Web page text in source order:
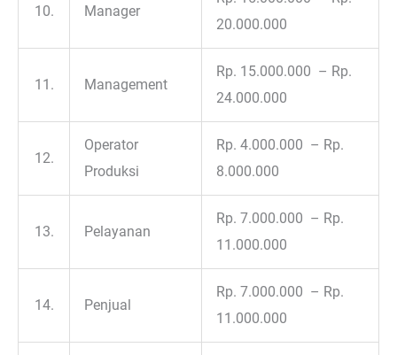
10. Manager
20.000.000
11. Management
Rp. 15.000.000 – Rp.
24.000.000
12.
Operator
Produksi
Rp. 4.000.000 – Rp.
8.000.000
13. Pelayanan
Rp. 7.000.000 – Rp.
11.000.000
14. Penjual
Rp. 7.000.000 – Rp.
11.000.000